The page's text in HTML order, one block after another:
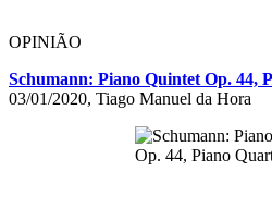
OPINIÃO
Schumann: Piano Quintet Op. 44,
03/01/2020, Tiago Manuel da Hora